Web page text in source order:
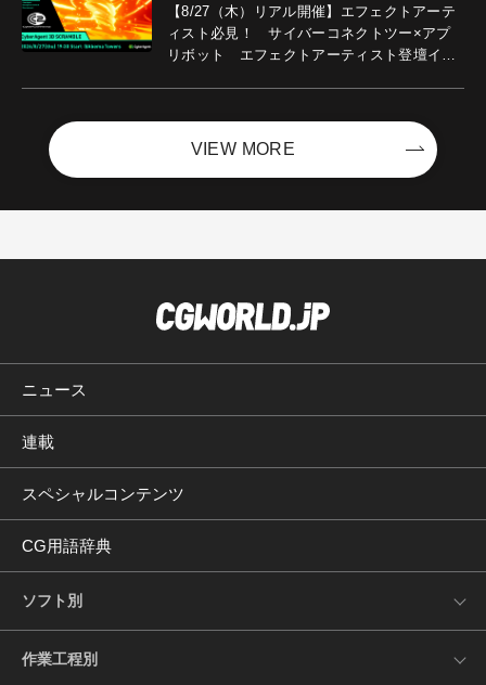
【8/27（木）リアル開催】エフェクトアーテ
ィスト必見！ サイバーコネクトツー×アプ
リボット エフェクトアーティスト登壇イベ
VIEW MORE
ニュース
連載
スペシャルコンテンツ
CG用語辞典
ソフト別
作業工程別